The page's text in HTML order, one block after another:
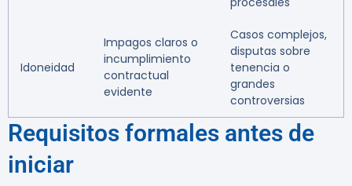
Idoneidad
Impagos claros o
incumplimiento
contractual
evidente
Casos complejos,
disputas sobre
tenencia o
grandes
controversias
Requisitos formales antes de
iniciar